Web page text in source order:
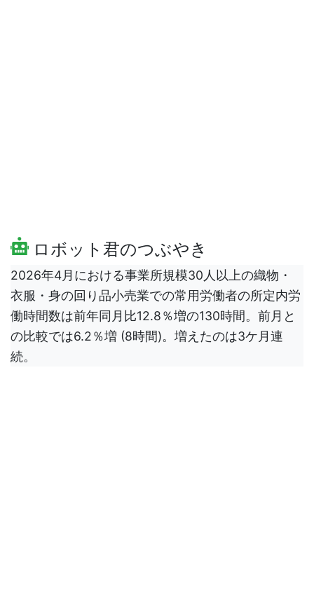
ロボット君のつぶやき
2026年4月における事業所規模30人以上の織物・
衣服・身の回り品小売業での常用労働者の所定内労
働時間数は前年同月比12.8％増の130時間。前月と
の比較では6.2％増 (8時間)。増えたのは3ケ月連
続。